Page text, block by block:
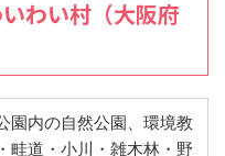
わい村（大阪府
園内の自然公園、環境教
畦道・小川・雑木林・野